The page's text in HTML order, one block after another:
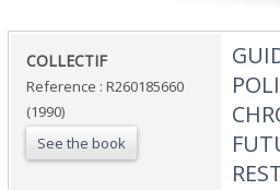
‎COLLECTIF‎
Reference : R260185660
(1990)
See the book